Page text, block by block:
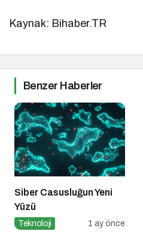
Kaynak: Bihaber.TR
Benzer Haberler
Siber Casusluğun Yeni
Yüzü
Teknoloji 1 ay önce